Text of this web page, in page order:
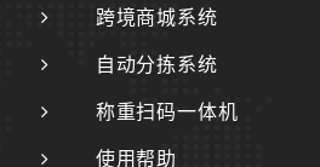
跨境商城系统
自动分拣系统
称重扫码一体机
使用帮助